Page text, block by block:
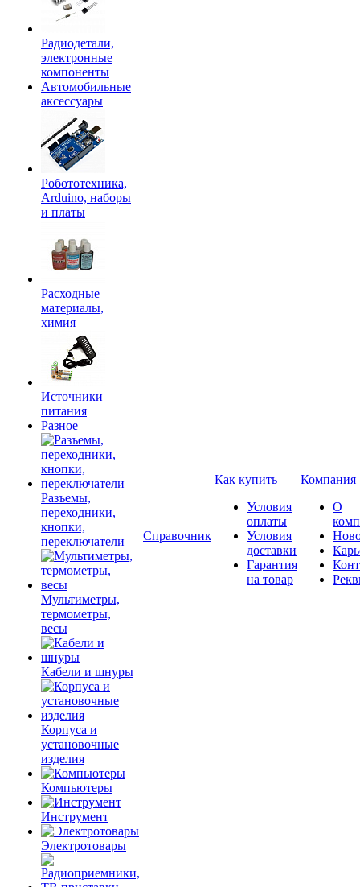
Радиодетали,
электронные
компоненты
Автомобильные
аксессуары
Робототехника,
Arduino, наборы
и платы
Расходные
материалы,
химия
Источники
питания
Разное
Разъемы,
переходники,
кнопки,
переключатели
Мультиметры,
термометры,
весы
Кабели и шнуры
Корпуса и
установочные
изделия
Компьютеры
Инструмент
Электротовары
Справочник
Как купить
Условия
оплаты
Условия
доставки
Гарантия
на товар
Компания
О